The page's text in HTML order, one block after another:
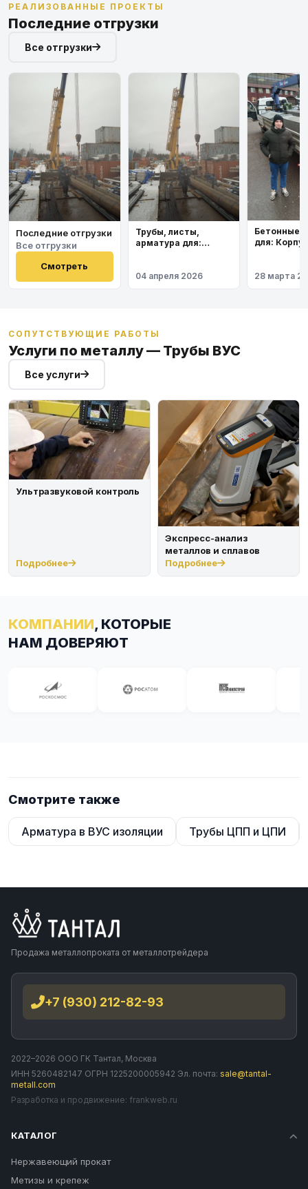
РЕАЛИЗОВАННЫЕ ПРОЕКТЫ
Последние отгрузки
Все отгрузки
Последние отгрузки
Все отгрузки
Смотреть
Трубы, листы,
арматура для:
04 апреля 2026
Бетонные
для:
28 марта
СОПУТСТВУЮЩИЕ РАБОТЫ
Услуги по металлу — Трубы ВУС
Все услуги
Ультразвуковой контроль
Подробнее
Экспресс-анализ
металлов и сплавов
Подробнее
КОМПАНИИ, КОТОРЫЕ
НАМ ДОВЕРЯЮТ
Смотрите также
Арматура в ВУС изоляции Трубы ЦПП и ЦПИ
Продажа металлопроката от металлотрейдера
+7 (930) 212-82-93
2022–2026 ООО ГК Тантал, Москва
ИНН 5260482147 ОГРН 1225200005942 Эл. почта: sale@tantal-
metall.com
Разработка и продвижение: frankweb.ru
КАТАЛОГ
Нержавеющий прокат
Метизы и крепеж